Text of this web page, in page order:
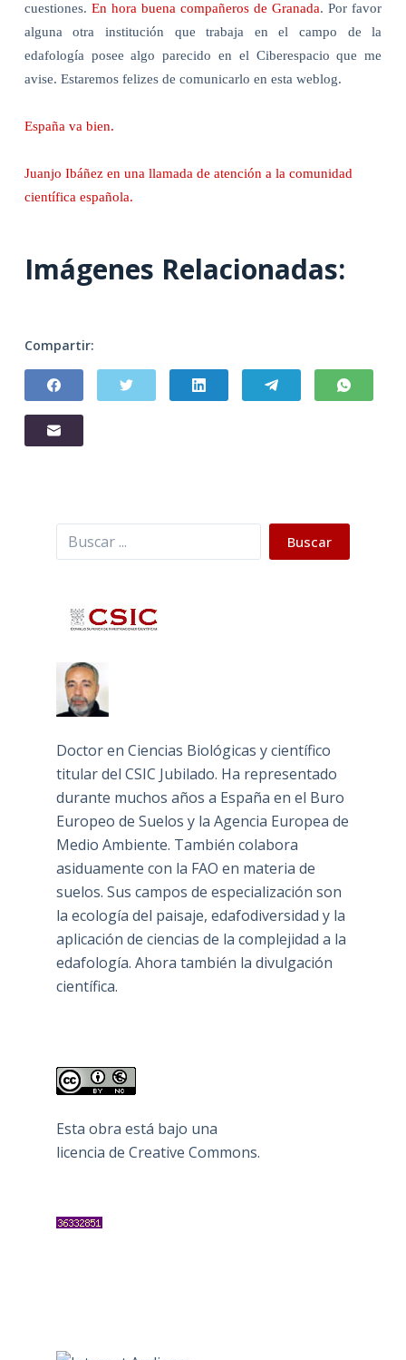
cuestiones. En hora buena compañeros de Granada. Por favor
alguna otra institución que trabaja en el campo de la
edafología posee algo parecido en el Ciberespacio que me
avise. Estaremos felizes de comunicarlo en esta weblog.
España va bien.
Juanjo Ibáñez en una llamada de atención a la comunidad
científica española.
Imágenes Relacionadas:
Compartir:
Buscar Buscar
Doctor en Ciencias Biológicas y científico
titular del CSIC Jubilado. Ha representado
durante muchos años a España en el Buro
Europeo de Suelos y la Agencia Europea de
Medio Ambiente. También colabora
asiduamente con la FAO en materia de
suelos. Sus campos de especialización son
la ecología del paisaje, edafodiversidad y la
aplicación de ciencias de la complejidad a la
edafología. Ahora también la divulgación
científica.
Esta obra está bajo una
licencia de Creative Commons.